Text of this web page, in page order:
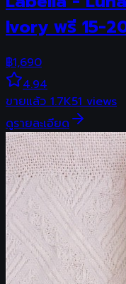
Ivory พรี 15-
฿1,690
4.94
ขายแล้ว1.7K51views
ดูรายละเอียด